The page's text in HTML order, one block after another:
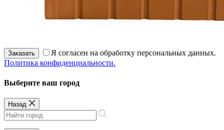
Заказать
Я согласен на обработку персональных данных.
Политика конфиденциальности.
Выберите ваш город
Назад